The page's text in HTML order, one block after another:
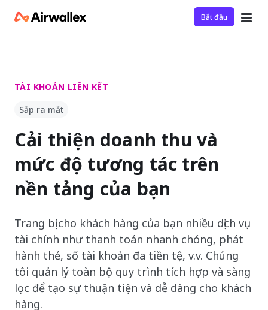
Bắt đầu
TÀI KHOẢN LIÊN KẾT
Sắp ra mắt
Cải thiện doanh thu và
mức độ tương tác trên
nền tảng của bạn
Trang bị cho khách hàng của bạn nhiều dịch vụ
tài chính như thanh toán nhanh chóng, phát
hành thẻ, số tài khoản đa tiền tệ, v.v. Chúng
tôi quản lý toàn bộ quy trình tích hợp và sàng
lọc để tạo sự thuận tiện và dễ dàng cho khách
hàng.